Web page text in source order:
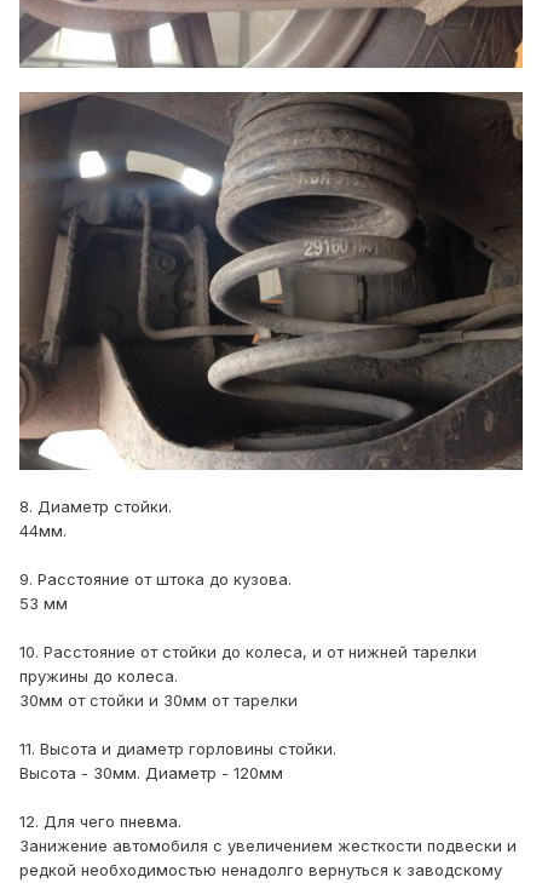
8. Диаметр стойки.
44мм.
9. Расстояние от штока до кузова.
53 мм
10. Расстояние от стойки до колеса, и от нижней тарелки
пружины до колеса.
30мм от стойки и 30мм от тарелки
11. Высота и диаметр горловины стойки.
Высота - 30мм. Диаметр - 120мм
12. Для чего пневма.
Занижение автомобиля с увеличением жесткости подвески и
редкой необходимостью ненадолго вернуться к заводскому